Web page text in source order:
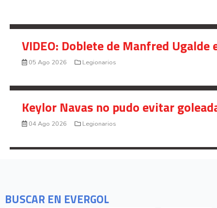
BUSCAR EN EVERGOL
VIDEO: Doblete de Manfred
05 Ago 2026 Legionarios
Keylor Navas no pudo evitar
04 Ago 2026 Legionarios